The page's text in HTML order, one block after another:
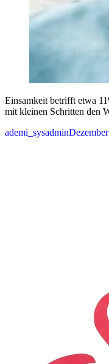
Einsamkeit betrifft etwa
mit kleinen Schritten den
Posted by
ademi_sysadmin